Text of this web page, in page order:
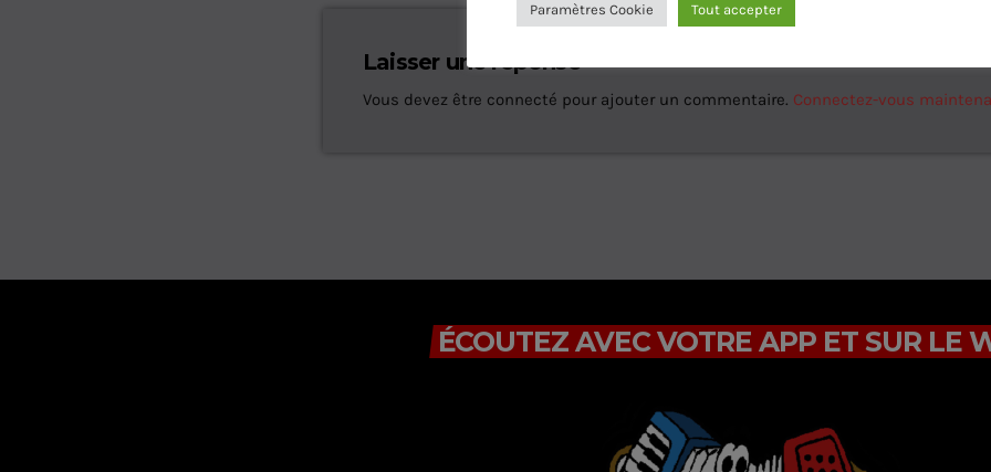
Laisser une réponse
Vous devez être connecté pour ajouter un commentaire. Connectez-vous
ÉCOUTEZ AVEC VOTRE APP ET SUR LE
Paramètres Cookie Tout accepter